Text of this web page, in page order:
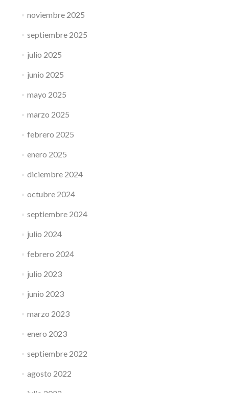
noviembre 2025
septiembre 2025
julio 2025
junio 2025
mayo 2025
marzo 2025
febrero 2025
enero 2025
diciembre 2024
octubre 2024
septiembre 2024
julio 2024
febrero 2024
julio 2023
junio 2023
marzo 2023
enero 2023
septiembre 2022
agosto 2022